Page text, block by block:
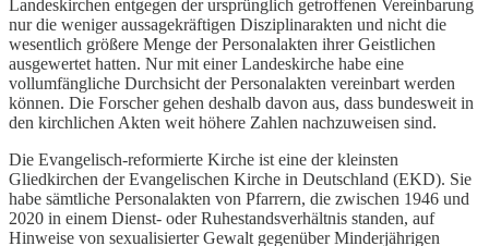
Landeskirchen entgegen der ursprünglich getroffenen Vereinbarung
nur die weniger aussagekräftigen Disziplinarakten und nicht die
wesentlich größere Menge der Personalakten ihrer Geistlichen
ausgewertet hatten. Nur mit einer Landeskirche habe eine
vollumfängliche Durchsicht der Personalakten vereinbart werden
können. Die Forscher gehen deshalb davon aus, dass bundesweit in
den kirchlichen Akten weit höhere Zahlen nachzuweisen sind.
Die Evangelisch-reformierte Kirche ist eine der kleinsten
Gliedkirchen der Evangelischen Kirche in Deutschland (EKD). Sie
habe sämtliche Personalakten von Pfarrern, die zwischen 1946 und
2020 in einem Dienst- oder Ruhestandsverhältnis standen, auf
Hinweise von sexualisierter Gewalt gegenüber Minderjährigen